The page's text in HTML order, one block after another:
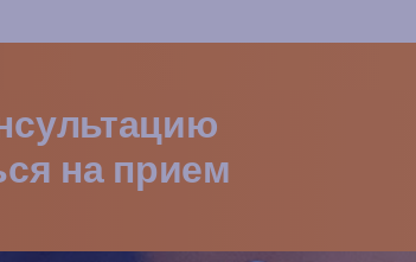
на прием